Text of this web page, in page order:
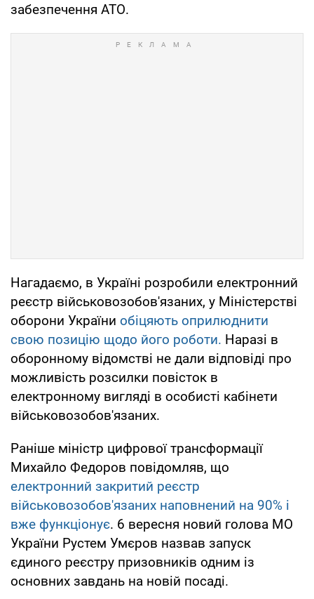
забезпечення АТО.
Нагадаємо, в Україні розробили електронний
реєстр військовозобов'язаних, у Міністерстві
оборони України обіцяють оприлюднити
свою позицію щодо його роботи. Наразі в
оборонному відомстві не дали відповіді про
можливість розсилки повісток в
електронному вигляді в особисті кабінети
військовозобов'язаних.
Раніше міністр цифрової трансформації
Михайло Федоров повідомляв, що
електронний закритий реєстр
військовозобов'язаних наповнений на 90% і
вже функціонує. 6 вересня новий голова МО
України Рустем Умєров назвав запуск
єдиного реєстру призовників одним із
основних завдань на новій посаді.